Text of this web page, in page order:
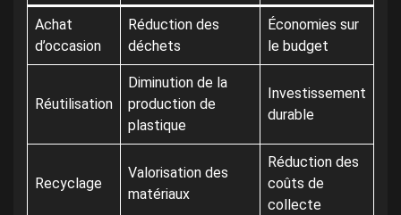
Achat
d’occasion
Réduction des
déchets
Économies sur
le budget
Réutilisation
Diminution de la
production de
plastique
Investissement
durable
Recyclage
Valorisation des
matériaux
Réduction des
coûts de
collecte